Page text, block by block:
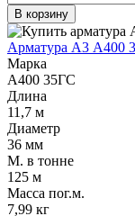
В корзину
Арматура А3 А400
Марка
А400 35ГС
Длина
11,7 м
Диаметр
36 мм
М. в тонне
125 м
Масса пог.м.
7,99 кг